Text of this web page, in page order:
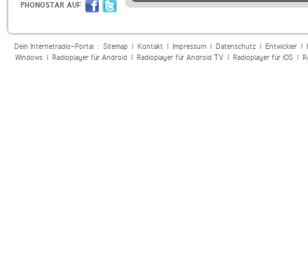
PHONOSTAR AUF
Dein Internetradio-Portal : Sitemap| Kontakt| Impressum| Datenschutz| Entwickler|
Windows| Radioplayer für Android| Radioplayer für Android TV| Radioplayer für iOS|